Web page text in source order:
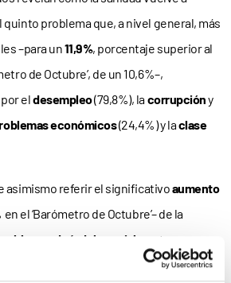
problema que, a nivel general, más
–para un11,9%, porcentaje superior al
de Octubre’, de un 10,6%–,
eldesempleo(79,8%), lacorrupcióny
económicos(24,4%) y laclase
asimismo referir el significativoaumento
en el ‘Barómetro de Octubre’– de la
problemas de índole social, sexto
más preocupa a los ciudadanos.